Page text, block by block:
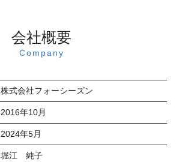
会社概要
Company
株式会社フォーシーズン
2016年10月
2024年5月
堀江 純子